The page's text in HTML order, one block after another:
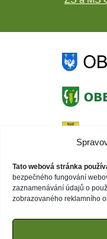
Tato webová stránka
bezpečného fungování
zaznamenávání údajů o
zobrazovaného reklamního